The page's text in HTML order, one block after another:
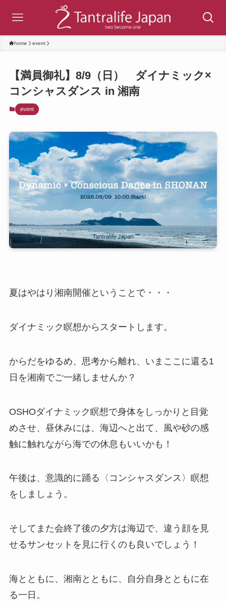
home event
【満員御礼】8/9（日） ダイナミック×
コンシャスダンス in 湘南
event
夏はやはり湘南開催ということで・・・
ダイナミック瞑想からスタートします。
からだをゆるめ、思考から離れ、いまここに還る1
日を湘南でご一緒しませんか？
OSHOダイナミック瞑想で身体をしっかりと目覚
めさせ、昼休みには、海辺へと出て、風や砂の感
触に触れながら海での休息もいいかも！
午後は、意識的に踊る〈コンシャスダンス〉瞑想
をしましょう。
そしてまた会終了後の夕方は海辺で、違う顔を見
せるサンセットを見に行くのも良いでしょう！
海とともに、湘南とともに、自分自身とともに在
る一日。